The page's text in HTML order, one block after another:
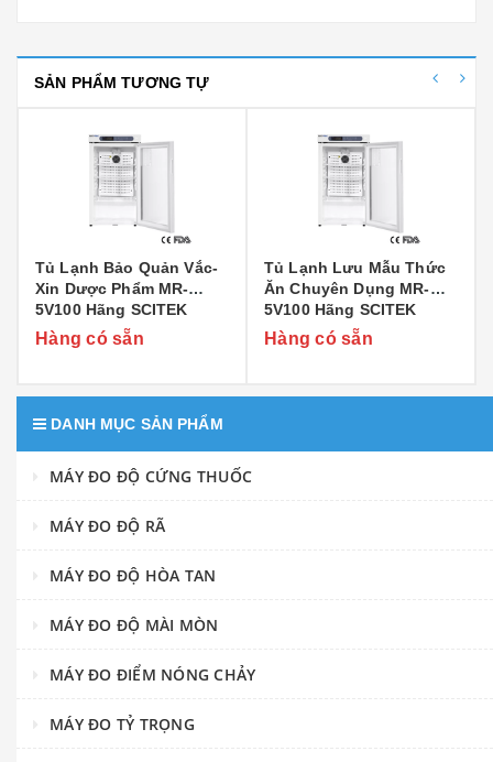
SẢN PHẨM TƯƠNG TỰ
Tủ Lạnh Bảo Quản Vắc-
Xin Dược Phẩm MR-
5V100 Hãng SCITEK
Hàng có sẵn
Tủ Lạnh Lưu Mẫu Thức
Ăn Chuyên Dụng MR-
5V100 Hãng SCITEK
Hàng có sẵn
DANH MỤC SẢN PHẨM
MÁY ĐO ĐỘ CỨNG THUỐC
MÁY ĐO ĐỘ RÃ
MÁY ĐO ĐỘ HÒA TAN
MÁY ĐO ĐỘ MÀI MÒN
MÁY ĐO ĐIỂM NÓNG CHẢY
MÁY ĐO TỶ TRỌNG